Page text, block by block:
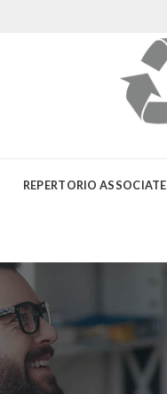
REPERTORIO ASSOCIATE